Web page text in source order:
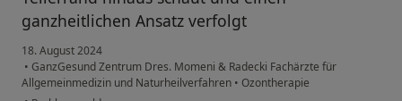
ganzheitlichen Ansatz verfolgt
18. August 2024
• GanzGesund Zentrum Dres. Momeni & Radecki Fachärzte für
Allgemeinmedizin und Naturheilverfahren • Ozontherapie